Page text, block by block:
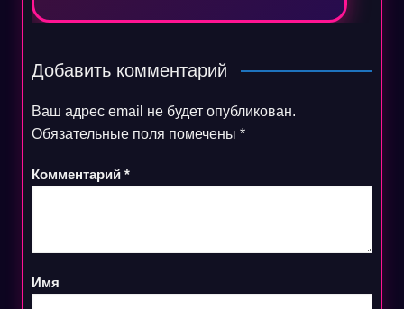
Добавить комментарий
Ваш адрес email не будет опубликован.
Обязательные поля помечены *
Комментарий *
Имя